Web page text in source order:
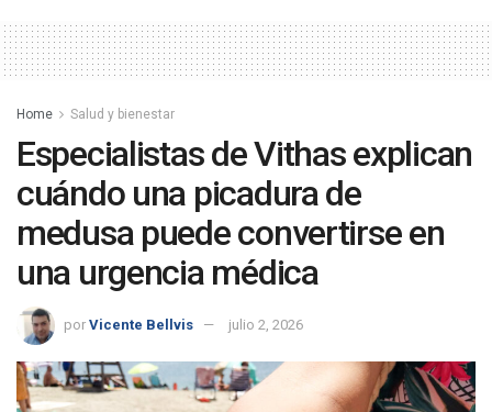
Home Salud y bienestar
Especialistas de Vithas explican
cuándo una picadura de
medusa puede convertirse en
una urgencia médica
por Vicente Bellvis julio 2, 2026